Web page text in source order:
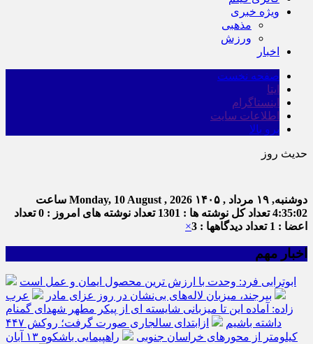
ویژه خبری
مذهبی
ورزش
اخبار
صفحه نخست
ایتا
اینستاگرام
اطلاعات سایت
برو بالا
حدیث روز
دوشنبه, ۱۹ مرداد , ۱۴۰۵ Monday, 10 August , 2026 ساعت
4:35:03تعداد کل نوشته ها : 1301 تعداد نوشته های امروز : 0
تعداد
اعضا : 1
تعداد دیدگاهها : 3 ×
اخبار مهم
ابوترابی فرد: وحدت با ارزش ترین محصول ایمان و عمل است
بیرجند، میزبان لاله‌های بی‌نشان در روز عزای مادر
عرب
زاده: آماده این تا میزبانی شایسته ای از پیکر مطهر شهدای گمنام
داشته باشیم
ازابتدای سالجاری صورت گرفت؛ روکش ۴۴۷
کیلومتر از محورهای خراسان جنوبی
راهپیمایی باشکوه ۱۳ آبان